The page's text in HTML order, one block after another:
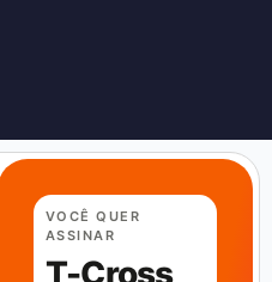
VOCÊ QUER
ASSINAR
T-Cross